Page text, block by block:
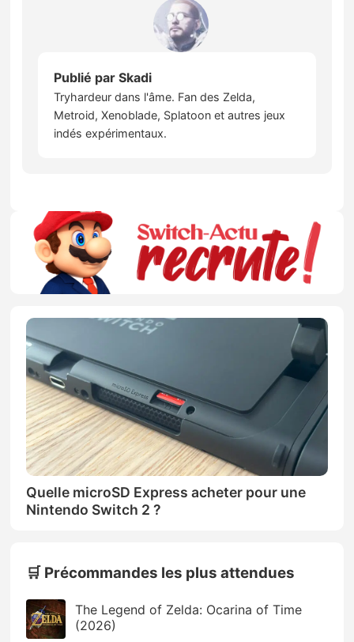
Publié parSkadi
Tryhardeur dans l'âme. Fan des Zelda,
Metroid, Xenoblade, Splatoon et autres jeux
indés expérimentaux.
Quelle microSD Express acheter pour une
Nintendo Switch 2 ?
🛒 Précommandes les plus attendues
The Legend of Zelda: Ocarina of Time
(2026)